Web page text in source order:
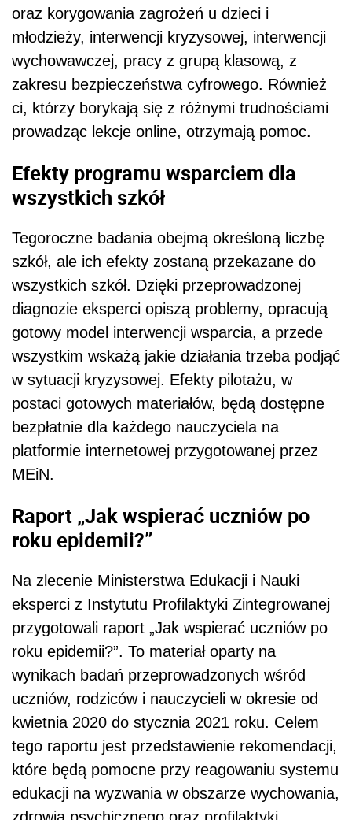
oraz korygowania zagrożeń u dzieci i
młodzieży, interwencji kryzysowej, interwencji
wychowawczej, pracy z grupą klasową, z
zakresu bezpieczeństwa cyfrowego. Również
ci, którzy borykają się z różnymi trudnościami
prowadząc lekcje online, otrzymają pomoc.
Efekty programu wsparciem dla
wszystkich szkół
Tegoroczne badania obejmą określoną liczbę
szkół, ale ich efekty zostaną przekazane do
wszystkich szkół. Dzięki przeprowadzonej
diagnozie eksperci opiszą problemy, opracują
gotowy model interwencji wsparcia, a przede
wszystkim wskażą jakie działania trzeba podjąć
w sytuacji kryzysowej. Efekty pilotażu, w
postaci gotowych materiałów, będą dostępne
bezpłatnie dla każdego nauczyciela na
platformie internetowej przygotowanej przez
MEiN.
Raport „Jak wspierać uczniów po
roku epidemii?”
Na zlecenie Ministerstwa Edukacji i Nauki
eksperci z Instytutu Profilaktyki Zintegrowanej
przygotowali raport „Jak wspierać uczniów po
roku epidemii?”. To materiał oparty na
wynikach badań przeprowadzonych wśród
uczniów, rodziców i nauczycieli w okresie od
kwietnia 2020 do stycznia 2021 roku. Celem
tego raportu jest przedstawienie rekomendacji,
które będą pomocne przy reagowaniu systemu
edukacji na wyzwania w obszarze wychowania,